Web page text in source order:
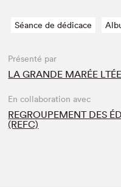
Séance de dédicace
Présenté par
LA GRANDE MARÉE LTÉE
En collaboration avec
REGROUPEMENT DES
(REFC)